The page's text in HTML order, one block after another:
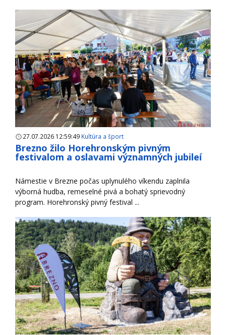
27.07.2026 12:59:49 Kultúra a šport
Brezno žilo Horehronským pivným
festivalom a oslavami významných jubileí
Námestie v Brezne počas uplynulého víkendu zaplnila
výborná hudba, remeselné pivá a bohatý sprievodný
program. Horehronský pivný festival ...